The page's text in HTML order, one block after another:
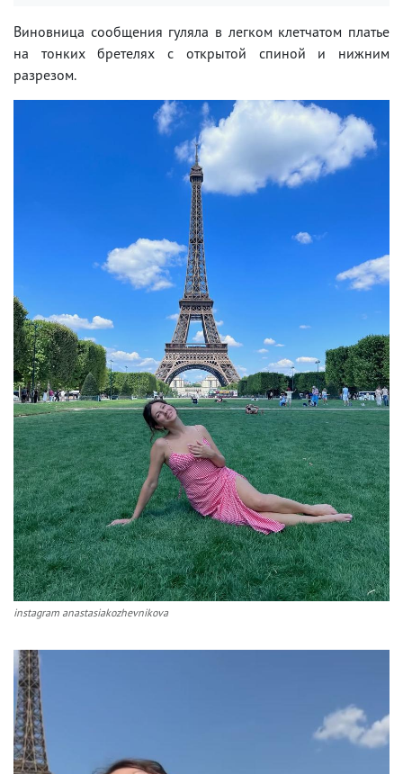
Виновница сообщения гуляла в легком клетчатом платье
на тонких бретелях с открытой спиной и нижним
разрезом.
instagram anastasiakozhevnikova